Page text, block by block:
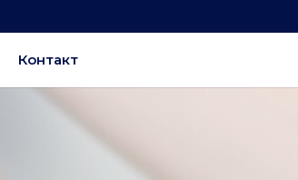
Контакт